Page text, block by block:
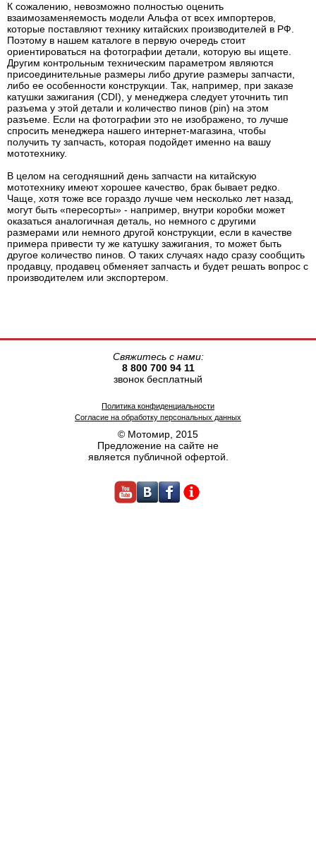
К сожалению, невозможно полностью оценить
взаимозаменяемость модели Альфа от всех импортеров,
которые поставляют технику китайских производителей в РФ.
Поэтому в нашем каталоге в первую очередь стоит
ориентироваться на фотографии детали, которую вы ищете.
Другим контрольным техническим параметром являются
присоединительные размеры либо другие размеры запчасти,
либо ее особенности конструкции. Так, например, при заказе
катушки зажигания (CDI), у менеджера следует уточнить тип
разъема у этой детали и количество пинов (pin) на этом
разъеме. Если на фотографии это не изображено, то лучше
спросить менеджера нашего интернет-магазина, чтобы
получить ту запчасть, которая подойдет именно на вашу
мототехнику.
В целом на сегодняшний день запчасти на китайскую
мототехнику имеют хорошее качество, брак бывает редко.
Чаще, хотя тоже все гораздо лучше чем несколько лет назад,
могут быть «пересорты» - например, внутри коробки может
оказаться аналогичная деталь, но немного с другими
размерами или немного другой конструкции, если в качестве
примера привести ту же катушку зажигания, то может быть
другое количество пинов. О таких случаях надо сразу сообщить
продавцу, продавец обменяет запчасть и будет решать вопрос с
производителем или экспортером.
© Мотомир, 2015
Предложение на сайте не
является публичной офертой.
Политика конфиденциальности
Согласие на обработку персональных данных
Свяжитесь с нами:
8 800 700 94 11
звонок бесплатный